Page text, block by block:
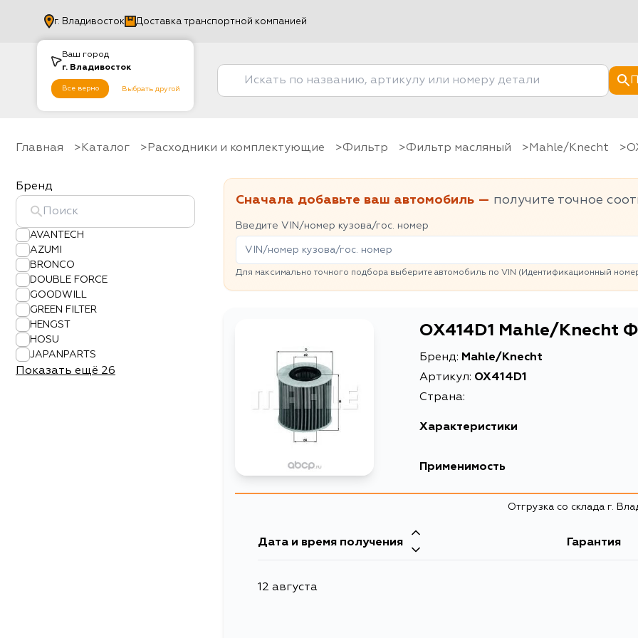
Ваш город
г. Владивосток
Все верно Выбрать другой
г. Владивосток Доставка транспортной компанией
Главная Каталог Расходники и комплектующие фильтр Фильтр масляный Mahle/Knecht
Бренд
AVANTECH
AZUMI
BRONCO
DOUBLE FORCE
GOODWILL
GREEN FILTER
HENGST
HOSU
JAPANPARTS
Показать ещё 26
Сначала добавьте ваш автомобиль — получите точное
Введите VIN/номер кузова/гос. номер
Для максимально точного подбора выберите автомобиль по VIN (Идентификационный
OX414D1 Mahle/Knecht
Бренд: Mahle/Knecht
Артикул: OX414D1
Страна:
Характеристики
EAN-13
Применимость
Отгрузка со склада г.
Дата и время получения Гарантия
12 августа